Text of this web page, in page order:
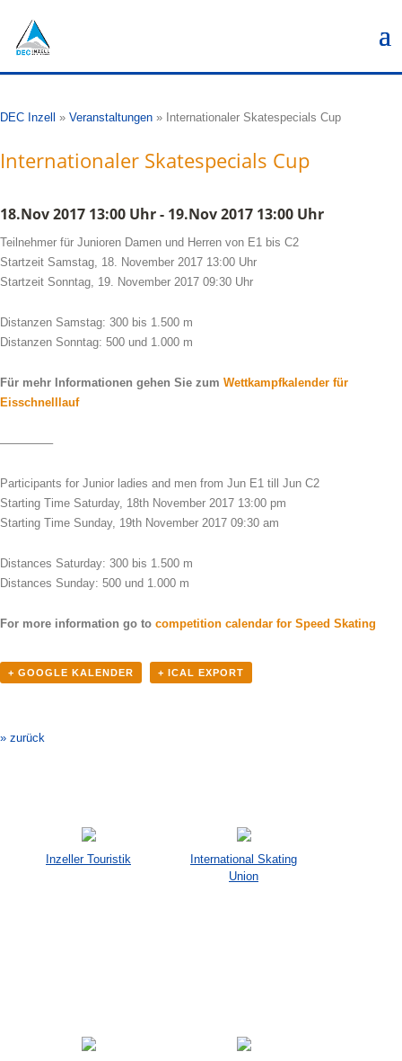
DEC Inzell » Veranstaltungen » Internationaler Skatespecials Cup
Internationaler Skatespecials Cup
18.Nov 2017 13:00 Uhr - 19.Nov 2017 13:00 Uhr
Teilnehmer für Junioren Damen und Herren von E1 bis C2
Startzeit Samstag, 18. November 2017 13:00 Uhr
Startzeit Sonntag, 19. November 2017 09:30 Uhr
Distanzen Samstag: 300 bis 1.500 m
Distanzen Sonntag: 500 und 1.000 m
Für mehr Informationen gehen Sie zum Wettkampfkalender für
Eisschnelllauf
————–
Participants for Junior ladies and men from Jun E1 till Jun C2
Starting Time Saturday, 18th November 2017 13:00 pm
Starting Time Sunday, 19th November 2017 09:30 am
Distances Saturday: 300 bis 1.500 m
Distances Sunday: 500 und 1.000 m
For more information go to competition calendar for Speed Skating
+ GOOGLE KALENDER + ICAL EXPORT
» zurück
Inzeller Touristik
International Skating
Union